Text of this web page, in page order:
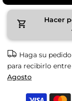
Hacer
Haga su
para recibirlo entre
Agosto